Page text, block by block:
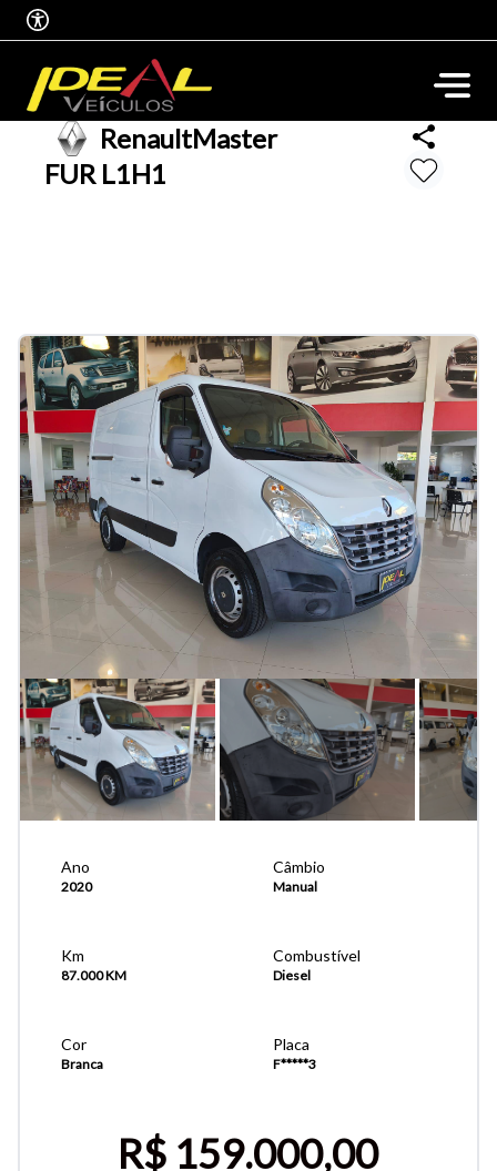
RenaultMaster
FUR L1H1
Ano
2020
Câmbio
Manual
Km
87.000 KM
Combustível
Diesel
Cor
Branca
Placa
F*****3
R$ 159.000,00